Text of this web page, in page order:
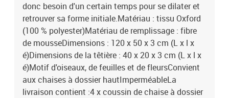
donc besoin d'un certain temps pour se dilater et
retrouver sa forme initiale.Matériau : tissu Oxford
(100 % polyester)Matériau de remplissage : fibre
de mousseDimensions : 120 x 50 x 3 cm (L x l x
é)Dimensions de la têtière : 40 x 20 x 3 cm (L x l x
é)Motif d'oiseaux, de feuilles et de fleursConvient
aux chaises à dossier hautImperméableLa
livraison contient :4 x coussin de chaise à dossier